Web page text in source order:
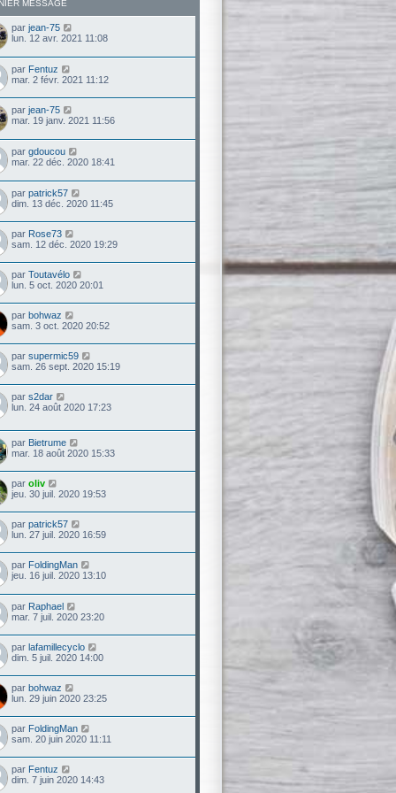
MESSAGE
par jean-75
lun. 12 avr. 2021 11:08
par Fentuz
mar. 2 févr. 2021 11:12
par jean-75
mar. 19 janv. 2021 11:56
par gdoucou
mar. 22 déc. 2020 18:41
par patrick57
dim. 13 déc. 2020 11:45
par Rose73
sam. 12 déc. 2020 19:29
par Toutavélo
lun. 5 oct. 2020 20:01
par bohwaz
sam. 3 oct. 2020 20:52
par supermic59
sam. 26 sept. 2020 15:19
par s2dar
lun. 24 août 2020 17:23
par Bietrume
mar. 18 août 2020 15:33
par oliv
jeu. 30 juil. 2020 19:53
par patrick57
lun. 27 juil. 2020 16:59
par FoldingMan
jeu. 16 juil. 2020 13:10
par Raphael
mar. 7 juil. 2020 23:20
par lafamillecyclo
dim. 5 juil. 2020 14:00
par bohwaz
lun. 29 juin 2020 23:25
par FoldingMan
sam. 20 juin 2020 11:11
par Fentuz
dim. 7 juin 2020 14:43